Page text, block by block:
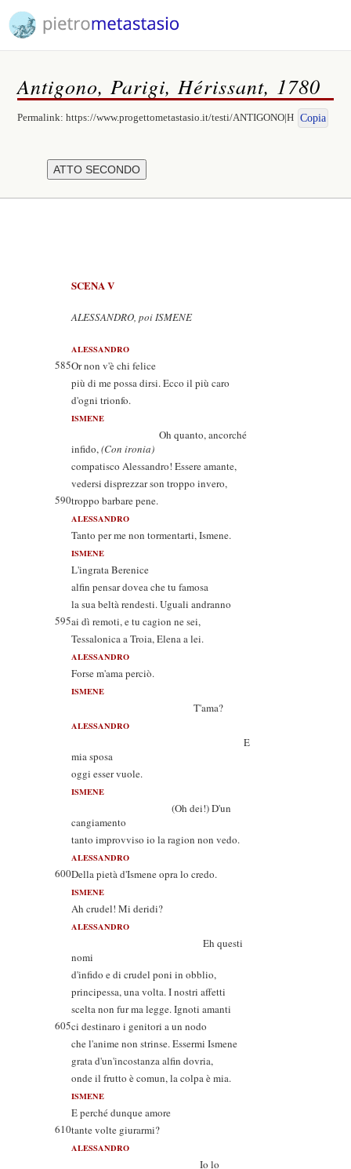
Antigono, Parigi, Hérissant, 1780
Permalink:https://www.progettometastasio.it/testi/ANTIGONO|H Copia
SCENA V
ALESSANDRO, poi ISMENE
ALESSANDRO
585Or non v'è chi felice
più di me possa dirsi. Ecco il più caro
d'ogni trionfo.
ISMENE
Oh quanto, ancorché
infido,(Con ironia)
compatisco Alessandro! Essere amante,
vedersi disprezzar son troppo invero,
590troppo barbare pene.
ALESSANDRO
Tanto per me non tormentarti, Ismene.
ISMENE
L'ingrata Berenice
alfin pensar dovea che tu famosa
la sua beltà rendesti. Uguali andranno
595ai dì remoti, e tu cagion ne sei,
Tessalonica a Troia, Elena a lei.
ALESSANDRO
Forse m'ama perciò.
ISMENE
T'ama?
ALESSANDRO
E
mia sposa
oggi esser vuole.
ISMENE
(Oh dei!) D'un
cangiamento
tanto improvviso io la ragion non vedo.
ALESSANDRO
600Della pietà d'Ismene opra lo credo.
ISMENE
Ah crudel! Mi deridi?
ALESSANDRO
Eh questi
nomi
d'infido e di crudel poni in obblio,
principessa, una volta. I nostri affetti
scelta non fur ma legge. Ignoti amanti
605ci destinaro i genitori a un nodo
che l'anime non strinse. Essermi Ismene
grata d'un'incostanza alfin dovria,
onde il frutto è comun, la colpa è mia.
ISMENE
E perché dunque amore
610tante volte giurarmi?
ALESSANDRO
Io lo